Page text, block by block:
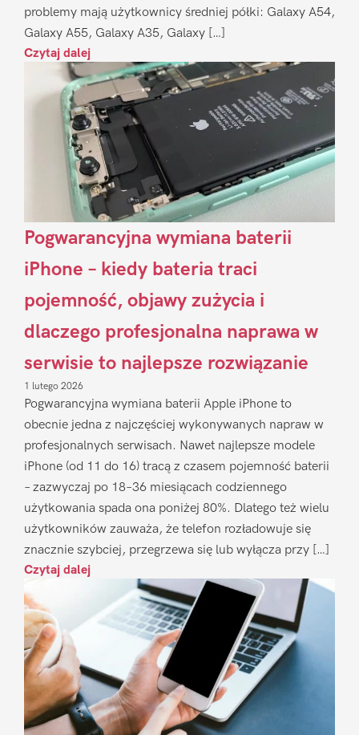
problemy mają użytkownicy średniej półki: Galaxy A54,
Galaxy A55, Galaxy A35, Galaxy […]
Czytaj dalej
Pogwarancyjna wymiana baterii
iPhone – kiedy bateria traci
pojemność, objawy zużycia i
dlaczego profesjonalna naprawa w
serwisie to najlepsze rozwiązanie
1 lutego 2026
Pogwarancyjna wymiana baterii Apple iPhone to
obecnie jedna z najczęściej wykonywanych napraw w
profesjonalnych serwisach. Nawet najlepsze modele
iPhone (od 11 do 16) tracą z czasem pojemność baterii
– zazwyczaj po 18–36 miesiącach codziennego
użytkowania spada ona poniżej 80%. Dlatego też wielu
użytkowników zauważa, że telefon rozładowuje się
znacznie szybciej, przegrzewa się lub wyłącza przy […]
Czytaj dalej